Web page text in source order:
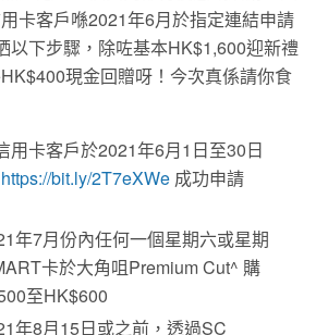
卡客戶喺2021年6月於指定連結申請
以下步驟，除咗基本HK$1,600迎新禮
現金回贈呀！今次真係請你食
用卡客戶於2021年6月1日至30日
https://bit.ly/2T7eXWe 成功申請
年7月份內任何一個星期六或星期
卡於大角咀Premium Cut^ 購
至HK$600
年8月15日或之前，透過SC